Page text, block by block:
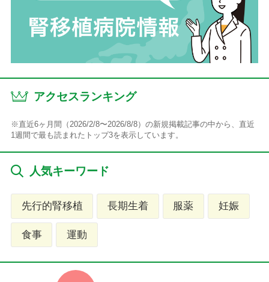
アクセスランキング
※直近6ヶ月間（2026/2/8〜2026/8/8）の新規掲載記事の中から、直近
1週間で最も読まれたトップ3を表示しています。
人気キーワード
先行的腎移植 長期生着 服薬 妊娠
食事 運動